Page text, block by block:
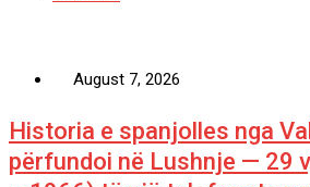
August 7, 2026
Historia e spanjolles nga
përfundoi në Lushnje — 29